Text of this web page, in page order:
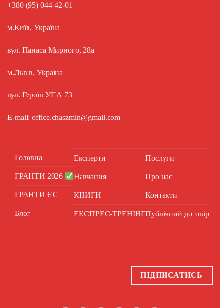
+380 (95) 044-42-01
м.Київ, Україна
вул. Панаса Мирного, 28а
м.Львів, Україна
вул. Героїв УПА 73
E-mail: office.chaszmin@gmail.com
Головна
ГРАНТИ 2026
ГРАНТИ ЄС
Блог
Експерти
Навчання
КНИГИ
ЕКСПРЕС-ТРЕНІНГ
Послуги
Про нас
Контакти
Публічний договір
ПІДПИСАТИСЬ